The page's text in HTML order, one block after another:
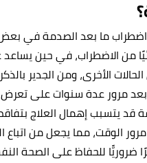
ما بعد الصدمة في
من الاضطراب، في حين
الأخرى، ومن الجدير
مرور عدة سنوات على
قد يتسبب إهمال العلاج
الوقت، مما يجعل من اتباع
ضروريًّا للحفاظ على الصحة